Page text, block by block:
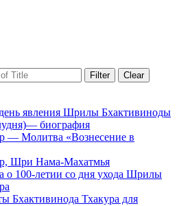
Filter Clear
явления Шрилы Бхактивиноды
биография
— Молитва «Вознесение в
Шри Нама-Махатмья
о 100-летии со дня ухода Шрилы
Бхактивинода Тхакура для